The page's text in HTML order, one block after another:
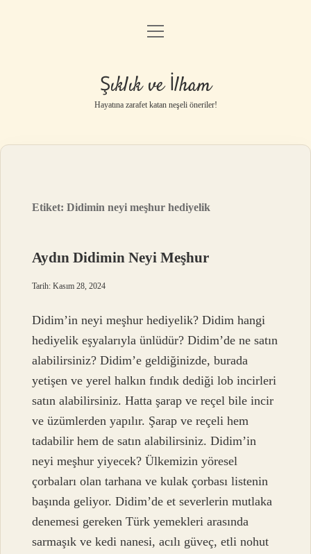
Anasayfa
Gizlilik Politikası
Yasal Uyarı
menüyü
Şıklık ve İlham
Hayatına zarafet katan neşeli öneriler!
Etiket:Didimin neyi meşhur hediyelik
Aydın Didimin Neyi Meşhur
Tarih: Kasım 28, 2024
Didim’in neyi meşhur hediyelik? Didim hangi
hediyelik eşyalarıyla ünlüdür? Didim’de ne satın
alabilirsiniz? Didim’e geldiğinizde, burada
yetişen ve yerel halkın fındık dediği lob incirleri
satın alabilirsiniz. Hatta şarap ve reçel bile incir
ve üzümlerden yapılır. Şarap ve reçeli hem
tadabilir hem de satın alabilirsiniz. Didim’in
neyi meşhur yiyecek? Ülkemizin yöresel
çorbaları olan tarhana ve kulak çorbası listenin
başında geliyor. Didim’de et severlerin mutlaka
denemesi gereken Türk yemekleri arasında
sarmaşık ve kedi nanesi, acılı güveç, etli nohut